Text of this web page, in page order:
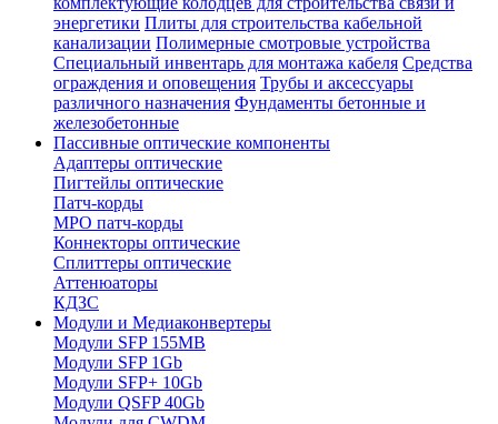
энергетики Плиты для строительства кабельной
канализации Полимерные смотровые устройства
Специальный инвентарь для монтажа кабеля Средства
ограждения и оповещения Трубы и аксессуары
различного назначения Фундаменты бетонные и
железобетонные
Пассивные оптические компоненты
Адаптеры оптические
Пигтейлы оптические
Патч-корды
MPO патч-корды
Коннекторы оптические
Сплиттеры оптические
Аттенюаторы
КДЗС
Модули и Медиаконвертеры
Модули SFP 155MB
Модули SFP 1Gb
Модули SFP+ 10Gb
Модули QSFP 40Gb